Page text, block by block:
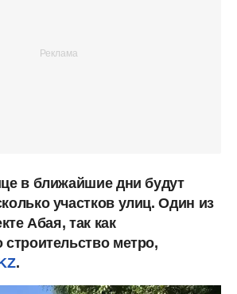
в ближайшие дни будут
участков улиц. Один из
Абая, так как
метро,
.